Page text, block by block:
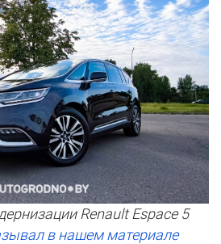
Renault Espace 5
в нашем материале